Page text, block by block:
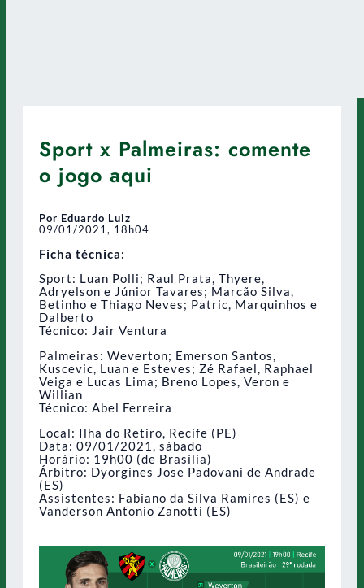
Sport x Palmeiras: comente
o jogo aqui
Por Eduardo Luiz
09/01/2021, 18h04
Ficha técnica:
Sport: Luan Polli; Raul Prata, Thyere,
Adryelson e Júnior Tavares; Marcão Silva,
Betinho e Thiago Neves; Patric, Marquinhos e
Dalberto
Técnico: Jair Ventura
Palmeiras: Weverton; Emerson Santos,
Kuscevic, Luan e Esteves; Zé Rafael, Raphael
Veiga e Lucas Lima; Breno Lopes, Veron e
Willian
Técnico: Abel Ferreira
Local: Ilha do Retiro, Recife (PE)
Data: 09/01/2021, sábado
Horário: 19h00 (de Brasília)
Árbitro: Dyorgines Jose Padovani de Andrade
(ES)
Assistentes: Fabiano da Silva Ramires (ES) e
Vanderson Antonio Zanotti (ES)